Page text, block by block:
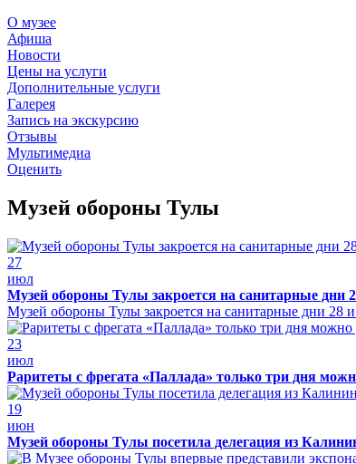
О музее
Афиша
Новости
Цены на услуги
Дополнительные услуги
Галерея
Запись на экскурсию
Отзывы
Мультимедиа
Оценить
Музей обороны Тулы
27
июл
Музей обороны Тулы закроется на санитарные дни
Музей обороны Тулы закроется на санитарные дни 28
23
июл
Раритеты с фрегата «Паллада» только три дня
19
июн
Музей обороны Тулы посетила делегация из